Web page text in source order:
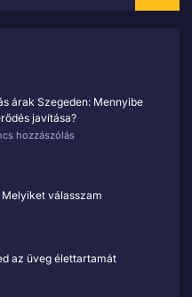
árak Szegeden: Mennyibe
javítása?
hozzászólás
válasszam
az üveg élettartamát